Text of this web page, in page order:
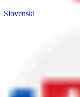
Slovenski